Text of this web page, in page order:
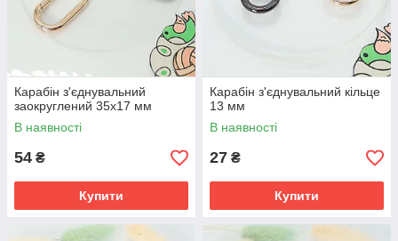
Карабін з'єднувальний
заокруглений 35х17 мм
В наявності
54 ₴
Купити
Карабін з'єднувальний кільце
13 мм
В наявності
27 ₴
Купити